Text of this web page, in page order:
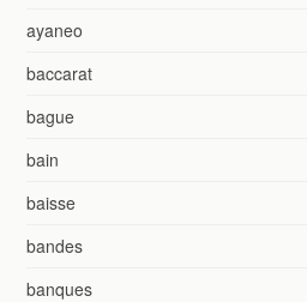
ayaneo
baccarat
bague
bain
baisse
bandes
banques